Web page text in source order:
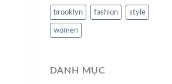
brooklyn fashion style
women
DANH MỤC